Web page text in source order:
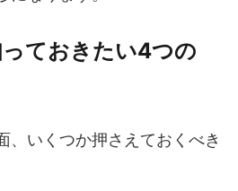
ておきたい4つの
、いくつか押さえておくべき